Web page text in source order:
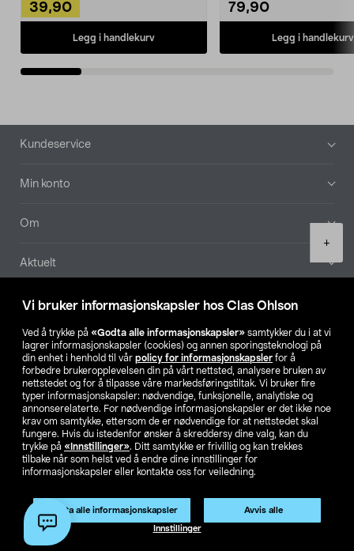
Vi bruker informasjonskapsler hos Clas Ohlson
Ved å trykke på «Godta alle informasjonskapsler» samtykker du i at vi
lagrer informasjonskapsler (cookies) og annen sporingsteknologi på
din enhet i henhold til vår policy for informasjonskapsler for å
forbedre brukeropplevelsen din på vårt nettsted, analysere bruken av
nettstedet og for å tilpasse våre markedsføringstiltak. Vi bruker fire
typer informasjonskapsler: nødvendige, funksjonelle, analytiske og
annonserelaterte. For nødvendige informasjonskapsler er det ikke noe
krav om samtykke, ettersom de er nødvendige for at nettstedet skal
fungere. Hvis du istedenfor ønsker å skreddersy dine valg, kan du
trykke på «Innstillinger». Ditt samtykke er frivillig og kan trekkes
tilbake når som helst ved å endre dine innstillinger for
informasjonskapsler eller kontakte oss for veiledning.
Godta alle informasjonskapsler Avvis alle
Innstillinger
+
Legg i handlekurv
39,90
Legg i handlekurv
79,90
Legg i handlekurv
Bunntekst
Kundeservice
Min konto
Om
Aktuelt
Våre selskaper
Finn din butikk
SE NO FI
Endre til priser ekskl. moms